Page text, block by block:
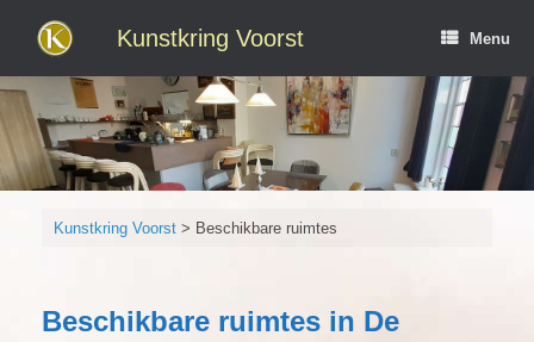
inhoud
Kunstkring Voorst Menu
Kunstkring Voorst> Beschikbare ruimtes
Beschikbare ruimtes in De